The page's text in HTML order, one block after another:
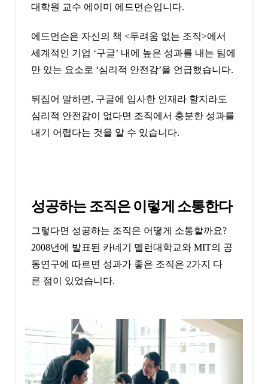
대학원 교수 에이미 에드먼슨입니다.
에드먼슨은 자신의 책 <두려움 없는 조직>에서
세계적인 기업 ‘구글’ 내에 높은 성과를 내는 팀에
만 있는 요소로 ‘심리적 안전감’을 언급했습니다.
뒤집어 말하면, 구글에 입사한 인재라 할지라도
심리적 안전감이 없다면 조직에서 충분한 성과를
내기 어렵다는 것을 알 수 있습니다.
성공하는 조직은 이렇게 소통한다
그렇다면 성공하는 조직은 어떻게 소통할까요?
2008년에 발표된 카네기 멜런대학교와 MIT의 공
동연구에 따르면 성과가 좋은 조직은 2가지 다
른 점이 있었습니다.